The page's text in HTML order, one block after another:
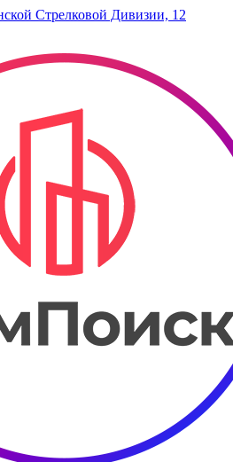
Стрелковой Дивизии, 12